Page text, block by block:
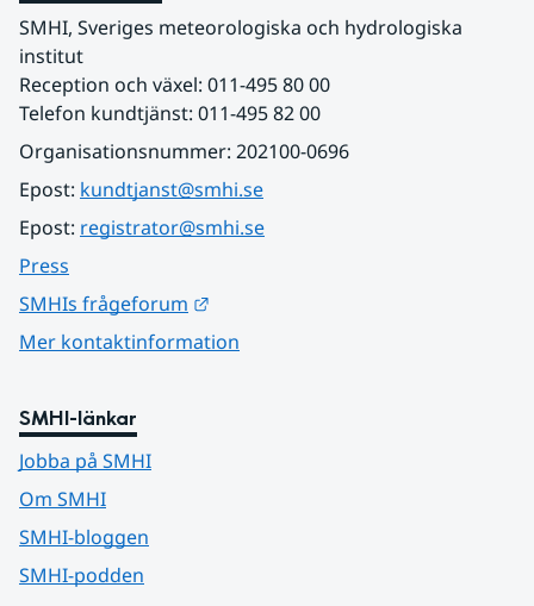
SMHI, Sveriges meteorologiska och hydrologiska
institut
Reception och växel: 011-495 80 00
Telefon kundtjänst: 011-495 82 00
Organisationsnummer: 202100-0696
Epost: kundtjanst@smhi.se
Epost: registrator@smhi.se
Press
SMHIs frågeforum
Mer kontaktinformation
SMHI-länkar
Jobba på SMHI
Om SMHI
SMHI-bloggen
SMHI-podden